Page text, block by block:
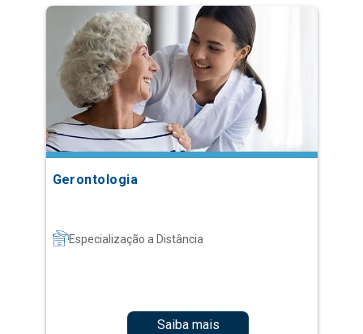
Gerontologia
Especialização a Distância
Saiba mais